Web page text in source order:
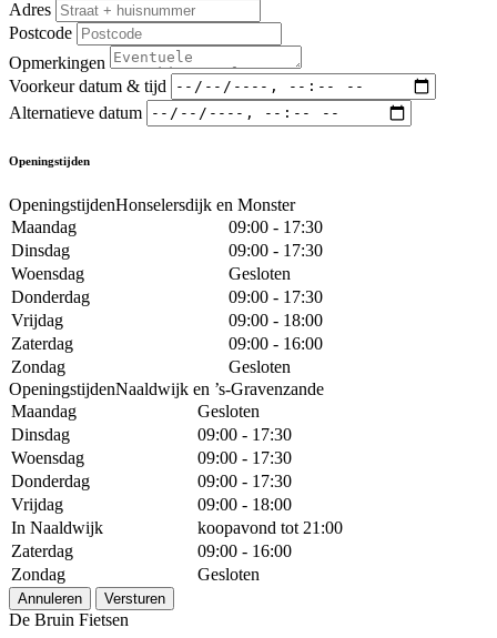
Adres
Postcode
Opmerkingen
Voorkeur datum & tijd
Alternatieve datum
Openingstijden
OpeningstijdenHonselersdijk en Monster
Maandag
09:00 - 17:30
Dinsdag
09:00 - 17:30
Woensdag
Gesloten
Donderdag
09:00 - 17:30
Vrijdag
09:00 - 18:00
Zaterdag
09:00 - 16:00
Zondag
Gesloten
OpeningstijdenNaaldwijk en ’s-Gravenzande
Maandag
Gesloten
Dinsdag
09:00 - 17:30
Woensdag
09:00 - 17:30
Donderdag
09:00 - 17:30
Vrijdag
09:00 - 18:00
In Naaldwijk
koopavond tot 21:00
Zaterdag
09:00 - 16:00
Zondag
Gesloten
Annuleren Versturen
De Bruin Fietsen